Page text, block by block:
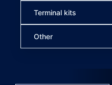
Terminal kits
Other